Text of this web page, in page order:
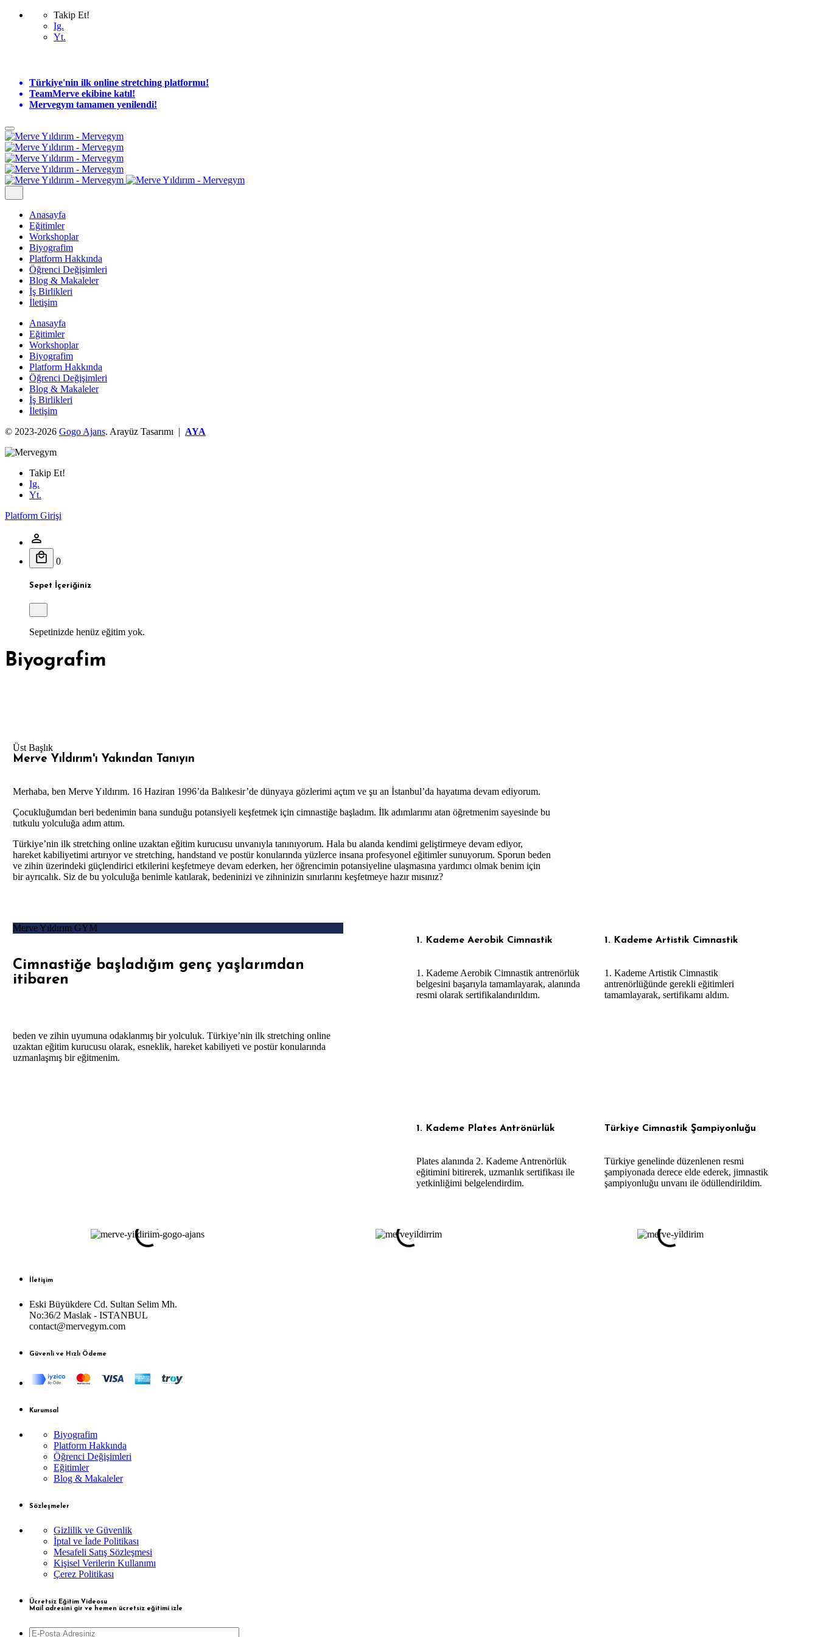
Takip Et!
Ig.
Yt.
Türkiye'nin ilk online stretching platformu!
TeamMerve ekibine katıl!
Mervegym tamamen yenilendi!
Anasayfa
Eğitimler
Workshoplar
Biyografim
Platform Hakkında
Öğrenci Değişimleri
Blog & Makaleler
İş Birlikleri
İletişim
Anasayfa
Eğitimler
Workshoplar
Biyografim
Platform Hakkında
Öğrenci Değişimleri
Blog & Makaleler
İş Birlikleri
İletişim
© 2023-2026 Gogo Ajans. Arayüz Tasarımı | AYA
Takip Et!
Ig.
Yt.
Platform Girişi
0
Sepet İçeriğiniz
Sepetinizde henüz eğitim yok.
Biyografim
Üst Başlık
Merve Yıldırım'ı Yakından Tanıyın
Merhaba, ben Merve Yıldırım. 16 Haziran 1996’da Balıkesir’de dünyaya gözlerimi açtım ve şu an İstanbul’da hayatıma devam ediyorum.
Çocukluğumdan beri bedenimin bana sunduğu potansiyeli keşfetmek için cimnastiğe başladım. İlk adımlarımı atan öğretmenim sayesinde bu
tutkulu yolculuğa adım attım.
Türkiye’nin ilk stretching online uzaktan eğitim kurucusu unvanıyla tanınıyorum. Hala bu alanda kendimi geliştirmeye devam ediyor,
hareket kabiliyetimi artırıyor ve stretching, handstand ve postür konularında yüzlerce insana profesyonel eğitimler sunuyorum. Sporun beden
ve zihin üzerindeki güçlendirici etkilerini keşfetmeye devam ederken, her öğrencimin potansiyeline ulaşmasına yardımcı olmak benim için
bir ayrıcalık. Siz de bu yolculuğa benimle katılarak, bedeninizi ve zihninizin sınırlarını keşfetmeye hazır mısınız?
Merve Yıldırım GYM
Cimnastiğe başladığım gençyaşlarımdan
itibaren
beden ve zihin uyumuna odaklanmış bir yolculuk. Türkiye’nin ilk stretching online
uzaktan eğitim kurucusu olarak, esneklik, hareket kabiliyeti ve postür konularında
uzmanlaşmış bir eğitmenim.
1. Kademe Aerobik Cimnastik
1. Kademe Aerobik Cimnastik antrenörlük
belgesini başarıyla tamamlayarak, alanında
resmi olarak sertifikalandırıldım.
1. Kademe Plates Antrönürlük
Plates alanında 2. Kademe Antrenörlük
eğitimini bitirerek, uzmanlık sertifikası ile
yetkinliğimi belgelendirdim.
1. Kademe Artistik Cimnastik
1. Kademe Artistik Cimnastik
antrenörlüğünde gerekli eğitimleri
tamamlayarak, sertifikamı aldım.
Türkiye Cimnastik Şampiyonluğu
Türkiye genelinde düzenlenen resmi
şampiyonada derece elde ederek, jimnastik
şampiyonluğu unvanı ile ödüllendirildim.
İletişim
Eski Büyükdere Cd. Sultan Selim Mh.
No:36/2 Maslak - ISTANBUL
contact@mervegym.com
Güvenli ve Hızlı Ödeme
Kurumsal
Biyografim
Platform Hakkında
Öğrenci Değişimleri
Eğitimler
Blog & Makaleler
Sözleşmeler
Gizlilik ve Güvenlik
İptal ve İade Politikası
Mesafeli Satış Sözleşmesi
Kişisel Verilerin Kullanımı
Çerez Politikası
Ücretsiz Eğitim Videosu
Mail adresini gir ve hemen ücretsiz eğitimi izle